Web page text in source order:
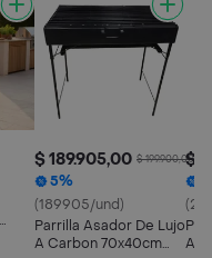
$ 189.905,00 $ 199.900,00
5%
(189905/und)
Parrilla Asador De Lujo
A Carbon 70x40cm
$